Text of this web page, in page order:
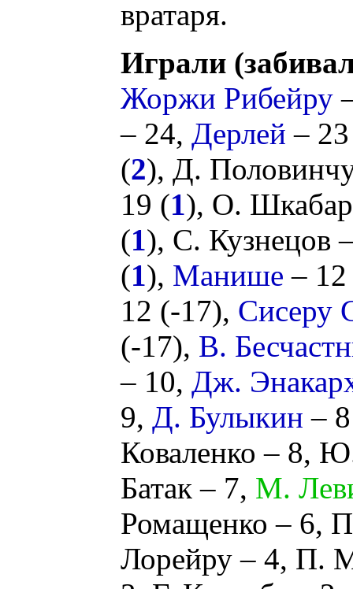
вратаря.
Играли
Жоржи Рибейру
– 24, Дерлей –
(2), Д.
19 (1), О.
(1), С. Кузнецов
(1), Манише –
12 (-17), Сисеру
(-17), В.
– 10, Дж.
9, Д. Булыкин –
Коваленко – 8, Ю.
Батак – 7, М.
Ромащенко – 6,
Лорейру– 4, П.